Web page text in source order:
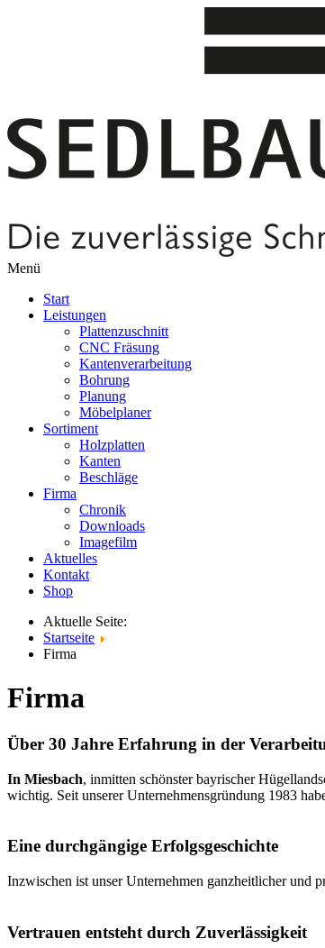
Menü
Start
Leistungen
Plattenzuschnitt
CNC Fräsung
Kantenverarbeitung
Bohrung
Planung
Möbelplaner
Sortiment
Holzplatten
Kanten
Beschläge
Firma
Chronik
Downloads
Imagefilm
Aktuelles
Kontakt
Shop
Aktuelle Seite:
Startseite
Firma
Firma
Über 30 Jahre Erfahrung in der
In Miesbach, inmitten schönster bayrischer
wichtig. Seit unserer Unternehmensgründung 1983
Eine durchgängige Erfolgsgeschichte
Inzwischen ist unser Unternehmen ganzheitlicher und
Vertrauen entsteht durch Zuverlässigkeit